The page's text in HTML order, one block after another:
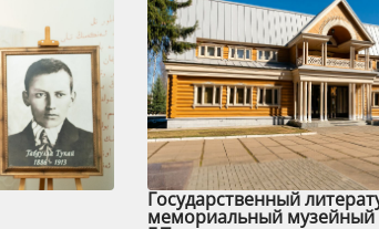
Государственный
мемориальный музейный